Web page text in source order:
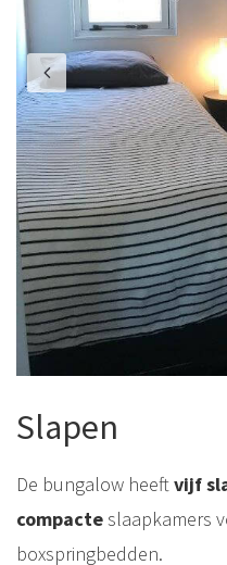
Slapen
De bungalow heeftvijf
compacteslaapkamers
boxspringbedden.